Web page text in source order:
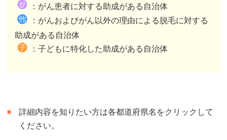
市区町村独自の助成がある自治体は、自治体公式ホームページの助成事業ページまたは概要が記されたページへリンクしています。
市区町村独自の助成がない自治体は、自治体公式ホームページのトップページへリンクしています。
都道府県が行う助成との併用可、不可は市区町村によって異なります。
：がん患者に対する助成がある自治体
：がんおよびがん以外の理由による脱毛に対する
助成がある自治体
：子どもに特化した助成がある自治体
詳細内容を知りたい方は各都道府県名をクリックして
ください。